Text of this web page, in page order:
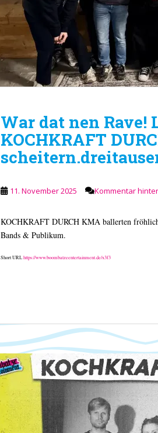
War dat nen Rave!
KOCHKRAFT
11. November 2025 Kommentar
KOCHKRAFT DURCH KMA ballerten
Bands & Publikum.
Short URLhttps://www.boombatzeentertainment.de/x3f3